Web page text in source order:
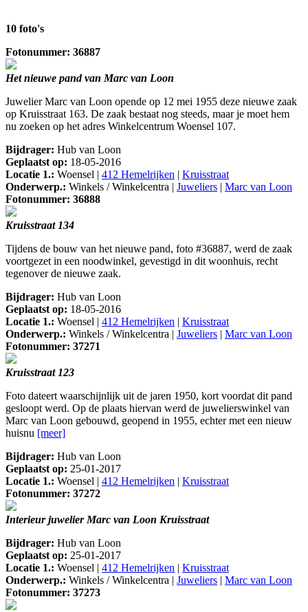
10 foto's
Fotonummer: 36887
Het nieuwe pand van Marc van Loon
Juwelier Marc van Loon opende op 12 mei 1955 deze nieuwe zaak
op Kruisstraat 163. De zaak bestaat nog steeds, maar je moet hem
nu zoeken op het adres Winkelcentrum Woensel 107.
Bijdrager: Hub van Loon
Geplaatst op: 18-05-2016
Locatie 1.: Woensel | 412 Hemelrijken | Kruisstraat
Onderwerp.: Winkels / Winkelcentra | Juweliers | Marc van Loon
Fotonummer: 36888
Kruisstraat 134
Tijdens de bouw van het nieuwe pand, foto #36887, werd de zaak
voortgezet in een noodwinkel, gevestigd in dit woonhuis, recht
tegenover de nieuwe zaak.
Bijdrager: Hub van Loon
Geplaatst op: 18-05-2016
Locatie 1.: Woensel | 412 Hemelrijken | Kruisstraat
Onderwerp.: Winkels / Winkelcentra | Juweliers | Marc van Loon
Fotonummer: 37271
Kruisstraat 123
Foto dateert waarschijnlijk uit de jaren 1950, kort voordat dit pand
gesloopt werd. Op de plaats hiervan werd de juwelierswinkel van
Marc van Loon gebouwd, geopend in 1955, echter met een nieuw
huisnu [meer]
Bijdrager: Hub van Loon
Geplaatst op: 25-01-2017
Locatie 1.: Woensel | 412 Hemelrijken | Kruisstraat
Fotonummer: 37272
Interieur juwelier Marc van Loon Kruisstraat
Bijdrager: Hub van Loon
Geplaatst op: 25-01-2017
Locatie 1.: Woensel | 412 Hemelrijken | Kruisstraat
Onderwerp.: Winkels / Winkelcentra | Juweliers | Marc van Loon
Fotonummer: 37273